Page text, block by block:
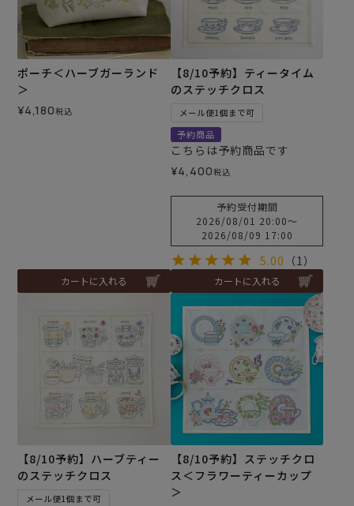
ポーチ＜ハーブガーランド
＞
¥4,180税込
カートに入れる
【8/10予約】ティータイム
のステッチクロス
メール便1個まで可
予約商品
こちらは予約商品です
¥4,400税込
予約受付期間
2026/08/01 20:00〜
2026/08/09 17:00
5.00 （1）
カートに入れる
【8/10予約】ハーブティー
のステッチクロス
メール便1個まで可
【8/10予約】ステッチクロ
ス＜フラワーティーカップ
＞